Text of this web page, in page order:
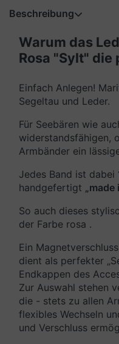
Beschreibung
Warum das
Rosa "Sylt"
Einfach Anlegen!
Segeltau und Leder.
Für Seebären wie
widerstandsfähigen,
Armbänder ein
Jedes Band ist dabei
handgefertigt „made
So auch dieses
der Farbe rosa .
Ein
dient als perfekter
Endkappen des
Zur Auswahl stehen
die - stets zu allen
flexibles Wechseln
und Verschluss